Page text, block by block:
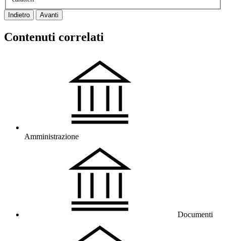
Indietro Avanti
Contenuti correlati
Amministrazione
Documenti